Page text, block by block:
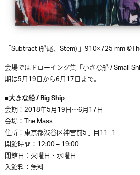
「Subtract (船尾、Stem) 」910×725 mm
会場ではドローイング集「小さな船 / Small
期は5月19日から6月17日まで。
■大きな船 / Big Ship
会期：2018年5月19日〜6月17日
会場：The Mass
住所：東京都渋谷区神宮前5丁目11−1
開館時間：12:00 – 19:00
閉館日：火曜日・水曜日
入館料：無料